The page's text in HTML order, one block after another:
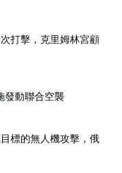
打擊，克里姆林宮顧
發動聯合空襲
標的無人機攻擊，俄